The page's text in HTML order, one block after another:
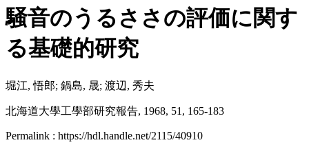
騒音のうるささの評価に関す
る基礎的研究
堀江, 悟郎; 鍋島, 晟; 渡辺, 秀夫
北海道大學工學部研究報告, 1968, 51, 165-183
Permalink : https://hdl.handle.net/2115/40910